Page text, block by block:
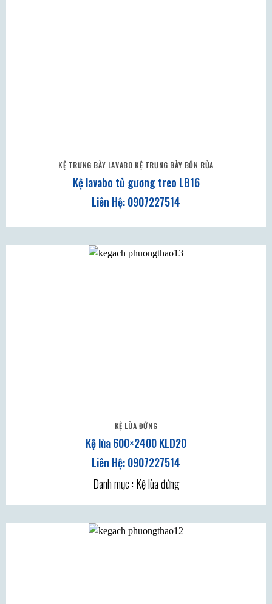
KỆ TRƯNG BÀY LAVABO KỆ TRƯNG BÀY BỒN RỬA
Kệ lavabo tủ gương treo LB16
KỆ LÙA ĐỨNG
Kệ lùa 600×2400 KLD20
Danh mục : Kệ lùa đứng